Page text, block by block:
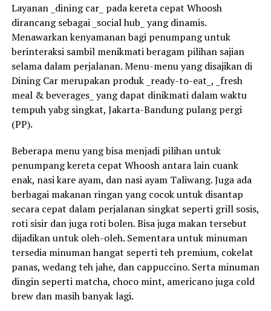
Layanan _dining car_ pada kereta cepat Whoosh
dirancang sebagai _social hub_ yang dinamis.
Menawarkan kenyamanan bagi penumpang untuk
berinteraksi sambil menikmati beragam pilihan sajian
selama dalam perjalanan. Menu-menu yang disajikan di
Dining Car merupakan produk _ready-to-eat_, _fresh
meal & beverages_ yang dapat dinikmati dalam waktu
tempuh yabg singkat, Jakarta-Bandung pulang pergi
(PP).
Beberapa menu yang bisa menjadi pilihan untuk
penumpang kereta cepat Whoosh antara lain cuank
enak, nasi kare ayam, dan nasi ayam Taliwang. Juga ada
berbagai makanan ringan yang cocok untuk disantap
secara cepat dalam perjalanan singkat seperti grill sosis,
roti sisir dan juga roti bolen. Bisa juga makan tersebut
dijadikan untuk oleh-oleh. Sementara untuk minuman
tersedia minuman hangat seperti teh premium, cokelat
panas, wedang teh jahe, dan cappuccino. Serta minuman
dingin seperti matcha, choco mint, americano juga cold
brew dan masih banyak lagi.